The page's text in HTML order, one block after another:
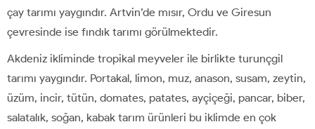
çay tarımı yaygındır. Artvin’de mısır, Ordu ve Giresun
çevresinde ise fındık tarımı görülmektedir.
Akdeniz ikliminde tropikal meyveler ile birlikte turunçgil
tarımı yaygındır. Portakal, limon, muz, anason, susam, zeytin,
üzüm, incir, tütün, domates, patates, ayçiçeği, pancar, biber,
salatalık, soğan, kabak tarım ürünleri bu iklimde en çok